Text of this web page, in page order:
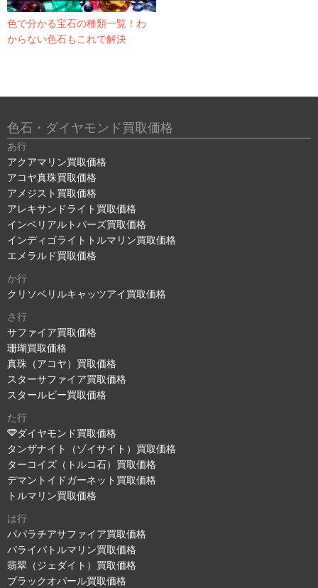
色で分かる宝石の種類一覧！わ
からない色石もこれで解決
色石・ダイヤモンド買取価格
あ行
アクアマリン買取価格
アコヤ真珠買取価格
アメジスト買取価格
アレキサンドライト買取価格
インペリアルトパーズ買取価格
インディゴライトトルマリン買取価格
エメラルド買取価格
か行
クリソベリルキャッツアイ買取価格
さ行
サファイア買取価格
珊瑚買取価格
真珠（アコヤ）買取価格
スターサファイア買取価格
スタールビー買取価格
た行
ダイヤモンド買取価格
タンザナイト（ゾイサイト）買取価格
ターコイズ（トルコ石）買取価格
デマントイドガーネット買取価格
トルマリン買取価格
は行
パパラチアサファイア買取価格
パライバトルマリン買取価格
翡翠（ジェダイト）買取価格
ブラックオパール買取価格